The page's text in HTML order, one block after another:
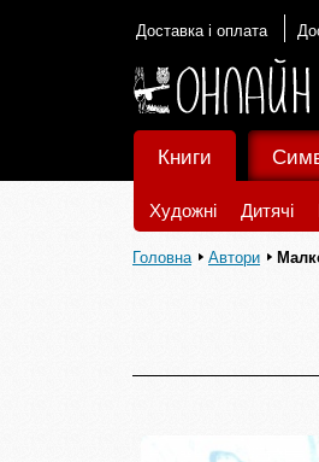
Доставка і оплата
Книги
Художні Дитячі
Головна Автори